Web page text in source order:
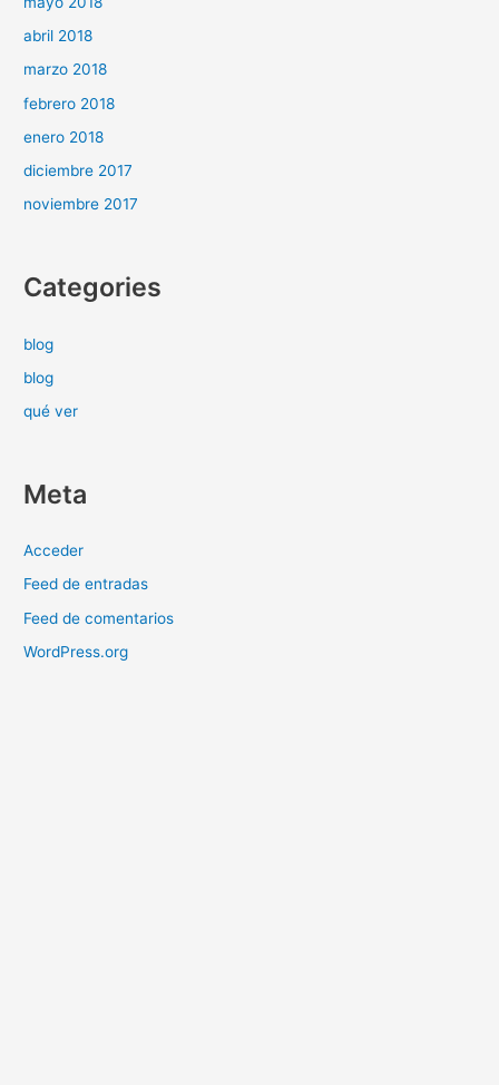
abril 2018
marzo 2018
febrero 2018
enero 2018
diciembre 2017
noviembre 2017
Categories
blog
blog
qué ver
Meta
Acceder
Feed de entradas
Feed de comentarios
WordPress.org